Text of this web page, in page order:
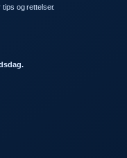
og rettelser.